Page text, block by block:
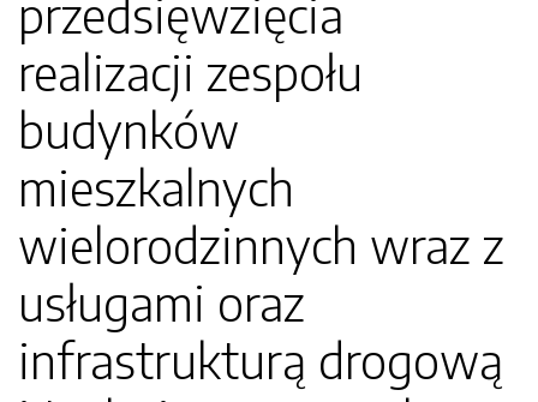
przedsięwzięcia
realizacji zespołu
budynków
mieszkalnych
wielorodzinnych wraz z
usługami oraz
infrastrukturą drogową